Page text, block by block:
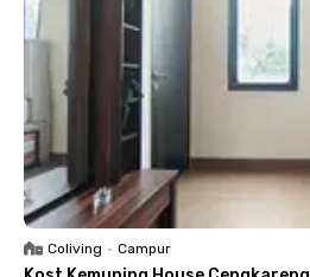
Coliving • Campur